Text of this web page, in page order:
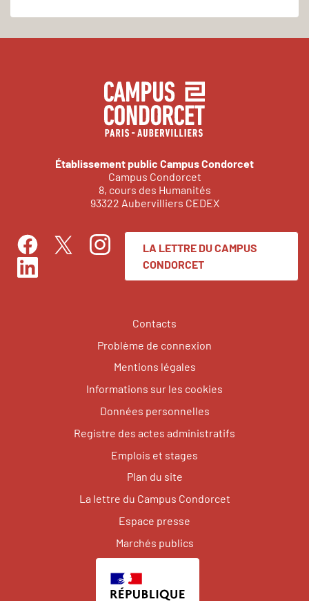
Établissement public Campus Condorcet
Campus Condorcet
8, cours des Humanités
93322 Aubervilliers CEDEX
FacebookTwitterInstagram
LinkedIn
LA LETTRE DU CAMPUS
CONDORCET
Contacts
Problème de connexion
Mentions légales
Informations sur les cookies
Données personnelles
Registre des actes administratifs
Emplois et stages
Plan du site
La lettre du Campus Condorcet
Espace presse
Marchés publics